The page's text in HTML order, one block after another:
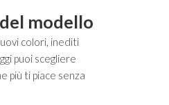
modello
colori, inediti
puoi scegliere
più ti piace senza